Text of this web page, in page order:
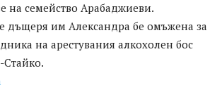
на семейство Арабаджиеви.
дъщеря им Александра бе омъжена за
на арестувания алкохолен бос